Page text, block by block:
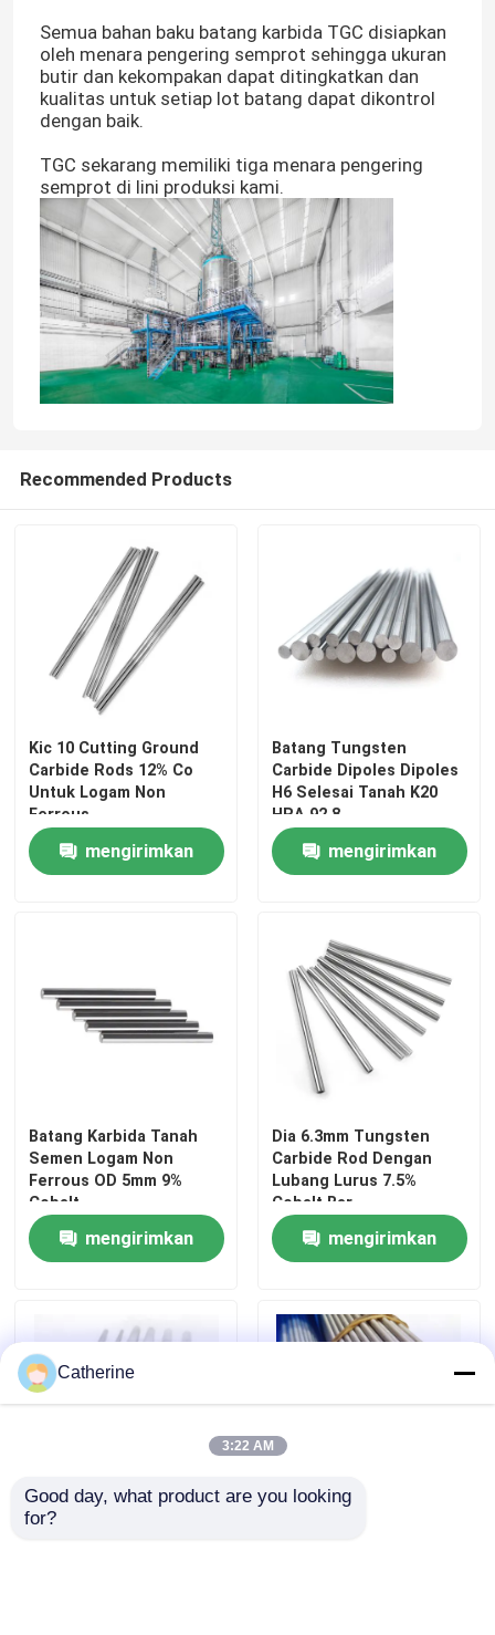
Rumah
Semua bahan baku batang karbida TGC disiapkan
oleh menara pengering semprot sehingga ukuran
butir dan kekompakan dapat ditingkatkan dan
kualitas untuk setiap lot batang dapat dikontrol
dengan baik.
TGC sekarang memiliki tiga menara pengering
semprot di lini produksi kami.
Recommended Products
Kic 10 Cutting Ground
Carbide Rods 12% Co
Untuk Logam Non
Ferrous
mengirimkan
Batang Tungsten
Carbide Dipoles Dipoles
H6 Selesai Tanah K20
HRA 92.8
mengirimkan
Batang Karbida Tanah
Semen Logam Non
Ferrous OD 5mm 9%
Cobalt
mengirimkan
Dia 6.3mm Tungsten
Carbide Rod Dengan
Lubang Lurus 7.5%
Cobalt Bar
mengirimkan
HV1690 Tungsten
Catherine
3:22 AM
Good day, what product are you looking
for?